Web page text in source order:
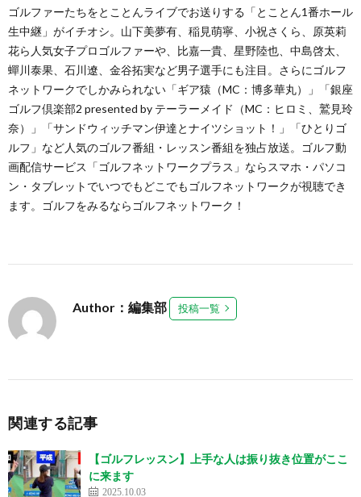
ゴルファーたちをとことんライブでお送りする「とことん1番ホール
生中継」がイチオシ。山下美夢有、稲見萌寧、小祝さくら、原英莉
花ら人気女子プロゴルファーや、比嘉一貴、星野陸也、中島啓太、
蟬川泰果、石川遼、金谷拓実など男子選手にも注目。さらにゴルフ
ネットワークでしかみられない「ギア猿（MC：博多華丸）」「銀座
ゴルフ倶楽部2 presented by テーラーメイド（MC：ヒロミ、鷲見玲
奈）」「サンドウィッチマン伊達とナイツショット！」「ひとりゴ
ルフ」など人気のゴルフ番組・レッスン番組を独占放送。ゴルフ動
画配信サービス「ゴルフネットワークプラス」ならスマホ・パソコ
ン・タブレットでいつでもどこでもゴルフネットワークが視聴でき
ます。ゴルフをみるならゴルフネットワーク！
Author：編集部 投稿一覧
関連する記事
【ゴルフレッスン】上手な人は振り抜き位置がここ
に来ます
2025.10.03